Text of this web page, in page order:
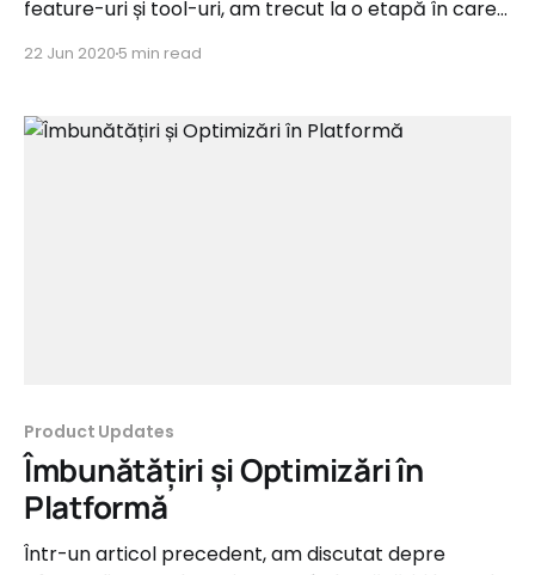
feature-uri și tool-uri, am trecut la o etapă în care
îmbunătățim experiența în platformă. În acest
făcute în ultimele luni care, credem noi,
22 Jun 2020 5 min read
Product Updates
Îmbunătățiri și Optimizări în
Platformă
Într-un articol precedent, am discutat depre